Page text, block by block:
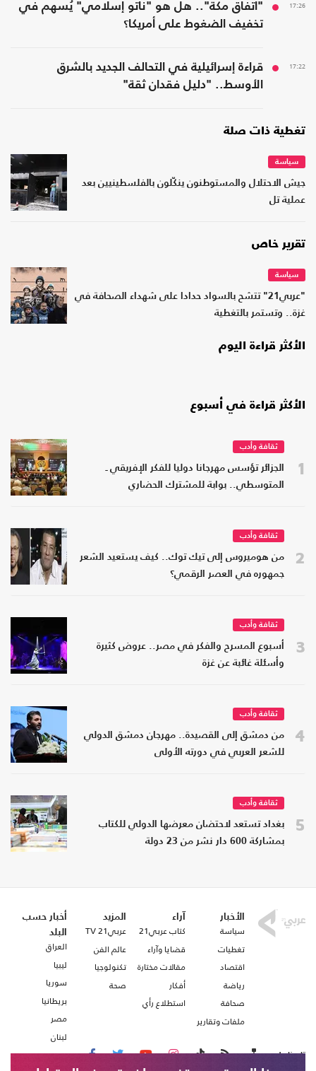
17:26
"اتفاق مكة".. هل هو "ناتو إسلامي" يُسهم في
تخفيف الضغوط على أمريكا؟
17:22
قراءة إسرائيلية في التحالف الجديد بالشرق
الأوسط.. "دليل فقدان ثقة"
تغطية ذات صلة
سياسة
جيش الاحتلال والمستوطنون ينكّلون بالفلسطينيين بعد
عملية تل
تقرير خاص
سياسة
"عربي21" تتشح بالسواد حدادا على شهداء الصحافة في
غزة.. وتستمر بالتغطية
الأكثر قراءة اليوم
الأكثر قراءة في أسبوع
1
ثقافة وأدب
الجزائر تؤسس مهرجانا دوليا للفكر الإفريقي ـ
المتوسطي.. بوابة للمشترك الحضاري
2
ثقافة وأدب
من هوميروس إلى تيك توك.. كيف يستعيد الشعر
جمهوره في العصر الرقمي؟
3
ثقافة وأدب
أسبوع المسرح والفكر في مصر.. عروض كثيرة
وأسئلة غائبة عن غزة
4
ثقافة وأدب
من دمشق إلى القصيدة.. مهرجان دمشق الدولي
للشعر العربي في دورته الأولى
5
ثقافة وأدب
بغداد تستعد لاحتضان معرضها الدولي للكتاب
بمشاركة 600 دار نشر من 23 دولة
الأخبار
سياسة
تغطيات
اقتصاد
رياضة
صحافة
ملفات وتقارير
آراء
كتاب عربي21
قضايا وآراء
مقالات مختارة
أفكار
استطلاع رأي
المزيد
عربي21 TV
عالم الفن
تكنولوجيا
صحة
أخبار حسب
البلد
العراق
ليبيا
سوريا
بريطانيا
مصر
لبنان
تابعنا على